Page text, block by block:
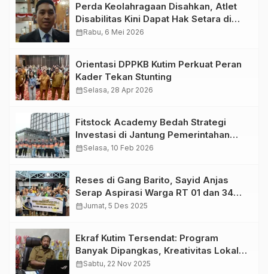
Perda Keolahragaan Disahkan, Atlet
Disabilitas Kini Dapat Hak Setara di
Kutim
calendar_monthRabu, 6 Mei 2026
Orientasi DPPKB Kutim Perkuat Peran
Kader Tekan Stunting
calendar_monthSelasa, 28 Apr 2026
Fitstock Academy Bedah Strategi
Investasi di Jantung Pemerintahan
Baru: Mengupas Prospek Saham dari
calendar_monthSelasa, 10 Feb 2026
Reses di Gang Barito, Sayid Anjas
Serap Aspirasi Warga RT 01 dan 34
Teluk Lingga
calendar_monthJumat, 5 Des 2025
Ekraf Kutim Tersendat: Program
Banyak Dipangkas, Kreativitas Lokal
Terancam Melambat
calendar_monthSabtu, 22 Nov 2025